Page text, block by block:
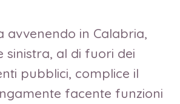
avvenendo in Calabria,
sinistra, al di fuori dei
pubblici, complice il
facente funzioni